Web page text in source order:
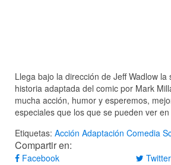
Llega bajo la dirección de Jeff Wadlow la
historia adaptada del comic por Mark
mucha acción, humor y esperemos,
especiales que los que se pueden ver
Etiquetas: Acción Adaptación Comedia
Compartir en:
Facebook Twitter